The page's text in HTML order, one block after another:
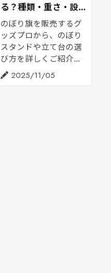
る？種類・重さ・設
置場所の選び方
のぼり旗を販売するグ
ッズプロから、のぼり
スタンドや立て台の選
び方を詳しくご紹介し
ます。用途別おすすめ
の商品も、安全な設置
2025/11/05